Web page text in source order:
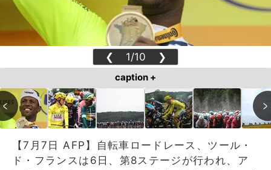
❮ 1/10 ❯
caption +
【7月7日 AFP】自転車ロードレース、ツール・
ド・フランスは6日、第8ステージが行われ、ア